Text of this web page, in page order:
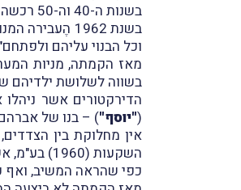
בשנות ה-40 וה-50 רכשה גב' ציפורה חבס ז"ל (
בשנת 1962
וכל הבנוי עליהם
מאז הקמתה, מניות
בשווה לשלושת ילדיהם
הדירקטורים אשר ניהלו את המערערת מאז שנות ה-
("יוסף") – בנו של
אין מחלוקת בין
השקעות (1960) בע"מ, אשר שמה כולל את שנת התאגדותה, ואשר בשנת 1993 הפכה לחברה ציבורית – שפעלה בתחומי הנדל"ן באופן נרחב.
כפי שהראה המשיב, ואף